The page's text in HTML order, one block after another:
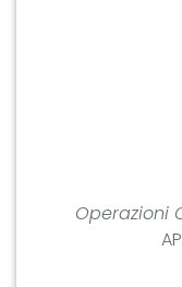
Operazioni